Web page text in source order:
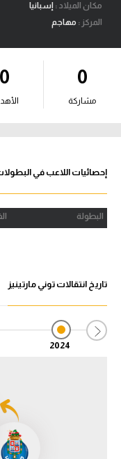
فيديوهات
آراء حرة
ركن الألعاب
الدوري المصري
الدوري الإنجليزي
الدوري الإيطالي
الدوري الألماني
دوري أبطال أوروبا
دوري أبطال إفريقيا
مكان الميلاد : إسبانيا
المركز : مهاجم
0
مشاركة
0
إحصائيات اللاعب في
البطولة
تاريخ انتقالات توني مارتينيز
2024